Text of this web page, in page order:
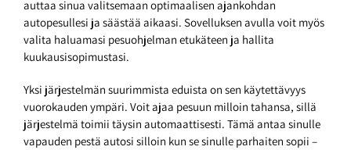
auttaa sinua valitsemaan optimaalisen ajankohdan
autopesullesi ja säästää aikaasi. Sovelluksen avulla voit myös
valita haluamasi pesuohjelman etukäteen ja hallita
kuukausisopimustasi.
Yksi järjestelmän suurimmista eduista on sen käytettävyys
vuorokauden ympäri. Voit ajaa pesuun milloin tahansa, sillä
järjestelmä toimii täysin automaattisesti. Tämä antaa sinulle
vapauden pestä autosi silloin kun se sinulle parhaiten sopii –